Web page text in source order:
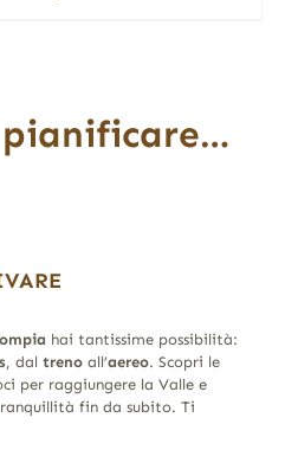
hai tantissime possibilità:
, dal trenoall’aereo. Scopri le
per raggiungere la Valle e
fin da subito. Ti